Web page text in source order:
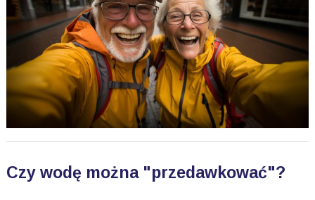
Czy wodę można "przedawkować"?